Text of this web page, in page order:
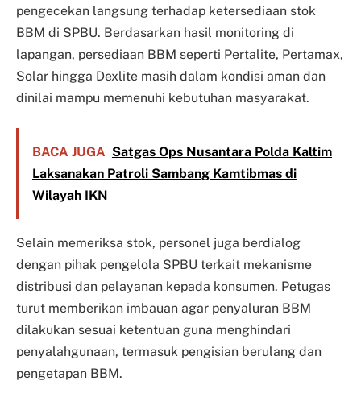
pengecekan langsung terhadap ketersediaan stok
BBM di SPBU. Berdasarkan hasil monitoring di
lapangan, persediaan BBM seperti Pertalite, Pertamax,
Solar hingga Dexlite masih dalam kondisi aman dan
dinilai mampu memenuhi kebutuhan masyarakat.
BACA JUGA Satgas Ops Nusantara Polda Kaltim
Laksanakan Patroli Sambang Kamtibmas di
Wilayah IKN
Selain memeriksa stok, personel juga berdialog
dengan pihak pengelola SPBU terkait mekanisme
distribusi dan pelayanan kepada konsumen. Petugas
turut memberikan imbauan agar penyaluran BBM
dilakukan sesuai ketentuan guna menghindari
penyalahgunaan, termasuk pengisian berulang dan
pengetapan BBM.